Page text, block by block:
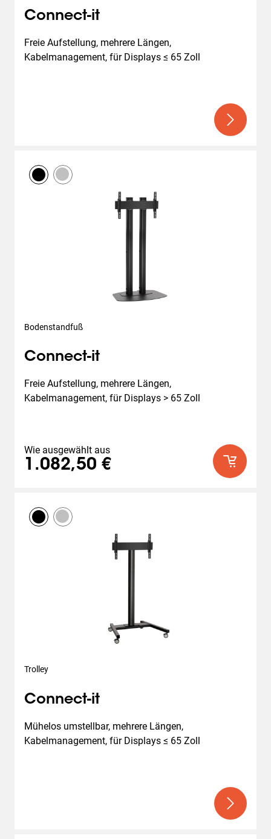
Connect-it
Freie Aufstellung, mehrere Längen,
Kabelmanagement, für Displays ≤ 65 Zoll
Bodenstandfuß
Connect-it
Freie Aufstellung, mehrere Längen,
Kabelmanagement, für Displays > 65 Zoll
Wie ausgewählt aus
1.082,50 €
Trolley
Connect-it
Mühelos umstellbar, mehrere Längen,
Kabelmanagement, für Displays ≤ 65 Zoll